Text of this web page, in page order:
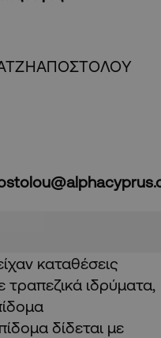
καταθέσεις
ιδρύματα,
δίδεται με